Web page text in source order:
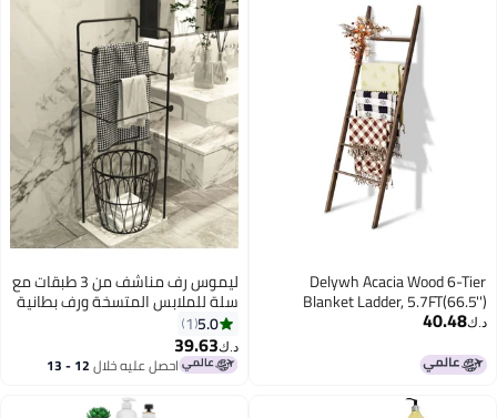
Delywh Acacia Wood 6-Tier
Blanket Ladder, 5.7FT(66.5'')
Blanket Quilt Towel Holder Rack
Assembly, Rustic Farmhouse
Ladder Shelf for the Living Room
Bedroom Bathroom Home Decor
د.ك‏40.48
ليموس رف مناشف من 3 طبقات مع
سلة للملابس المتسخة ورف بطانية
للحمام وغرفة النوم
5.0
1
د.ك‏39.63
احصل عليه خلال 12 - 13